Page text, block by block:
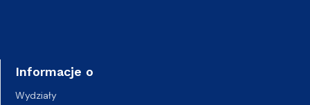
Informacje o
Wydziały